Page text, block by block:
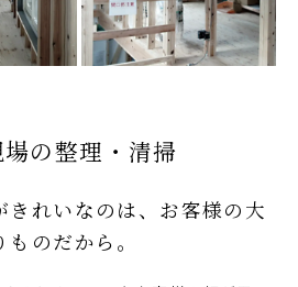
の整理・清掃
きれいなのは、お客様の大
のだから。